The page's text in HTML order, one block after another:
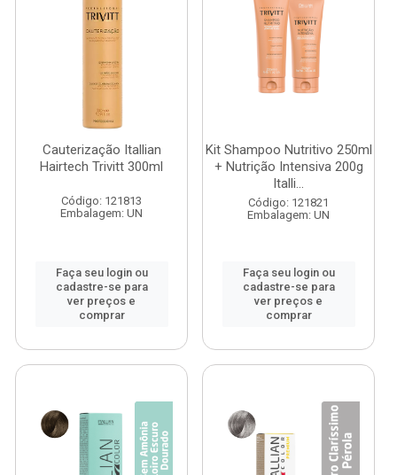
Cauterização Itallian
Hairtech Trivitt 300ml
Código: 121813
Embalagem: UN
Faça seu login ou
cadastre-se para
ver preços e
comprar
Kit Shampoo Nutritivo 250ml
+ Nutrição Intensiva 200g
Italli...
Código: 121821
Embalagem: UN
Faça seu login ou
cadastre-se para
ver preços e
comprar